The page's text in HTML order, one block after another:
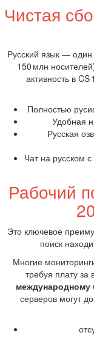
Чистая
Русский язык —
150 млн
активность в
Полностью
Удобная
Русская
Чат на русском
Рабочий
Это ключевое
поиск
Многие
требуя плату
международному
серверов могут